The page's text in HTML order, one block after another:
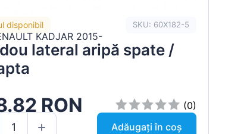
disponibil SKU: 60X182-5
KADJAR 2015-
lateral aripă spate /
RON
(0)
Adăugați în coș